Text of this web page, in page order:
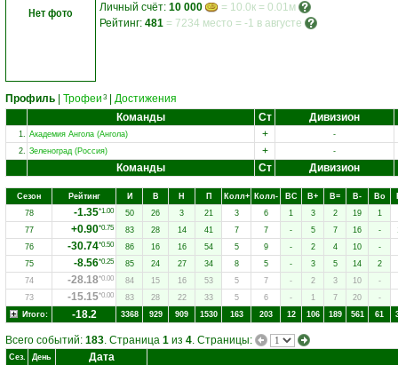
Нет фото
Личный счёт: 10 000
= 10.0к = 0.01м
Рейтинг: 481 = 7234 место = -1 в августе
Профиль Трофеи 3
Достижения
Команды
Ст Дивизион
1. Академия Ангола (Ангола) +
-
2. Зеленоград (Россия) + -
Команды Ст Дивизион
Сезон Рейтинг И В Н П Колл+ Колл- ВC В+ В= В- Вo
78
-1.35*1.00 50 26 3 21 3 6 1 3 2 19
1
77
+0.90*0.75 83 28 14 41 7 7 - 5 7 16 -
76
-30.74*0.50 86 16 16 54 5 9 - 2 4 10
-
75
-8.56*0.25 85 24 27 34 8 5 - 3 5 14 2
74
-28.18*0.00 84 15 16 53 5 7 - 2 3 10
-
73
-15.15*0.00 83 28 22 33 5 6 - 1 7 20
-
Итого:
-18.2 3368 929 909 1530 163 203 12 106 189 561 61
Всего событий: 183. Страница 1 из 4. Страницы:
Сез. День Дата